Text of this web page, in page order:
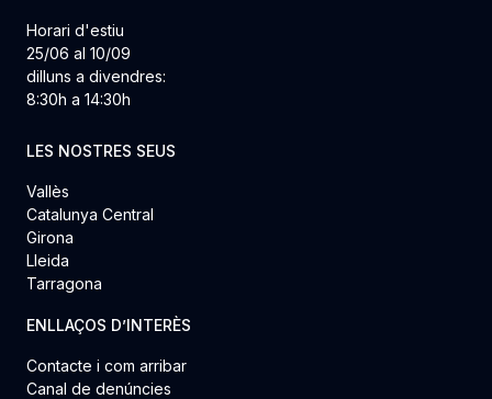
Horari d'estiu
25/06 al 10/09
dilluns a divendres:
8:30h a 14:30h
LES NOSTRES SEUS
Vallès
Catalunya Central
Girona
Lleida
Tarragona
ENLLAÇOS D’INTERÈS
Contacte i com arribar
Canal de denúncies